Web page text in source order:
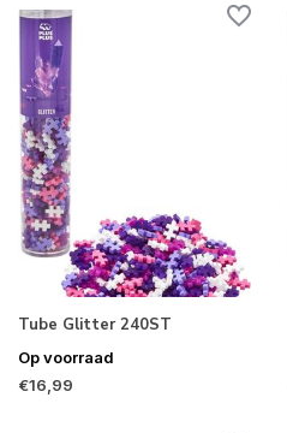
Tube Glitter 240ST
Op voorraad
€16,99